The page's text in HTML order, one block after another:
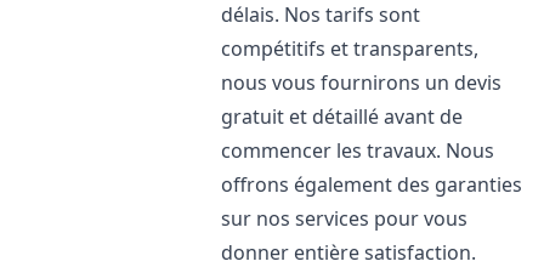
délais. Nos tarifs sont
compétitifs et transparents,
nous vous fournirons un devis
gratuit et détaillé avant de
commencer les travaux. Nous
offrons également des garanties
sur nos services pour vous
donner entière satisfaction.